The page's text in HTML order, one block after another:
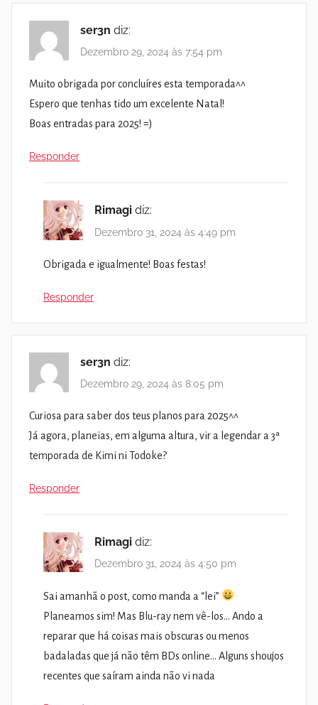
ser3n diz:
Dezembro 29, 2024 às 7:54 pm
Muito obrigada por concluíres esta temporada^^
Espero que tenhas tido um excelente Natal!
Boas entradas para 2025! =)
Responder
Rimagi diz:
Dezembro 31, 2024 às 4:49 pm
Obrigada e igualmente! Boas festas!
Responder
ser3n diz:
Dezembro 29, 2024 às 8:05 pm
Curiosa para saber dos teus planos para 2025^^
Já agora, planeias, em alguma altura, vir a legendar a 3ª
temporada de Kimi ni Todoke?
Responder
Rimagi diz:
Dezembro 31, 2024 às 4:50 pm
Sai amanhã o post, como manda a “lei”
Planeamos sim! Mas Blu-ray nem vê-los… Ando a
reparar que há coisas mais obscuras ou menos
badaladas que já não têm BDs online… Alguns shoujos
recentes que saíram ainda não vi nada